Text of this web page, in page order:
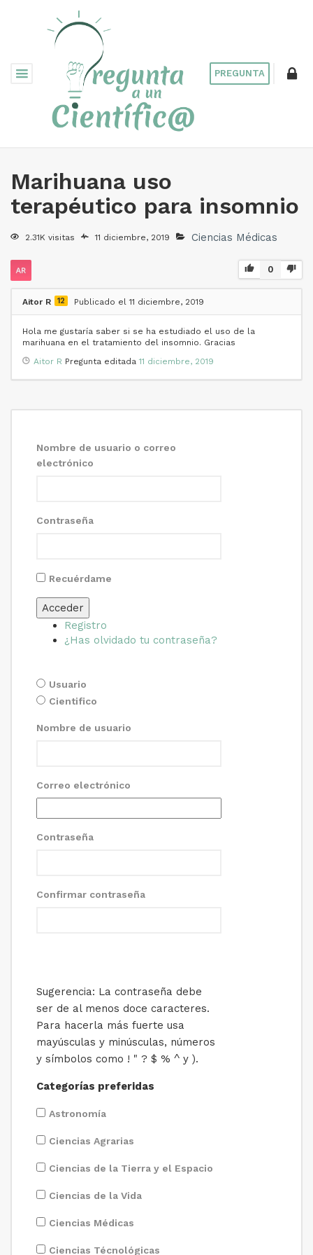
PREGUNTA
Marihuana uso
terapéutico para insomnio
2.31K visitas 11 diciembre, 2019 Ciencias Médicas
0
Aitor R 12 Publicado el 11 diciembre, 2019
Hola me gustaría saber si se ha estudiado el uso de la
marihuana en el tratamiento del insomnio. Gracias
Aitor R Pregunta editada 11 diciembre, 2019
Nombre de usuario o correo
electrónico
Contraseña
Recuérdame
Acceder
Registro
¿Has olvidado tu contraseña?
Usuario
Cientifico
Nombre de usuario
Correo electrónico
Contraseña
Confirmar contraseña
Sugerencia: La contraseña debe
ser de al menos doce caracteres.
Para hacerla más fuerte usa
mayúsculas y minúsculas, números
y símbolos como ! " ? $ % ^ y ).
Categorías preferidas
Astronomía
Ciencias Agrarias
Ciencias de la Tierra y el Espacio
Ciencias de la Vida
Ciencias Médicas
Ciencias Técnológicas